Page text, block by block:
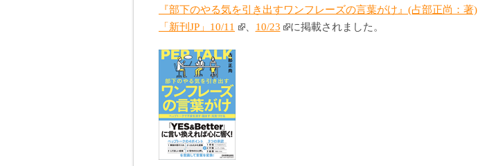
『部下のやる気を引き出すワンフレーズの言葉がけ』(占部正尚：著)
「新刊JP」10/11
、 10/23 に掲載されました。